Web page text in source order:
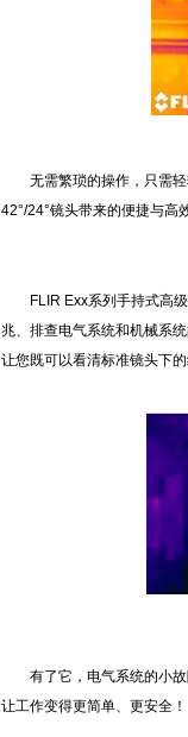
无需繁琐的操作，只需轻
42°/24°镜头带来的便捷与高
FLIR Exx系列手持式高级
兆、排查电气系统和机械系
让您既可以看清标准镜头下
有了它，电气系统的小故
让工作变得更简单、更安全！